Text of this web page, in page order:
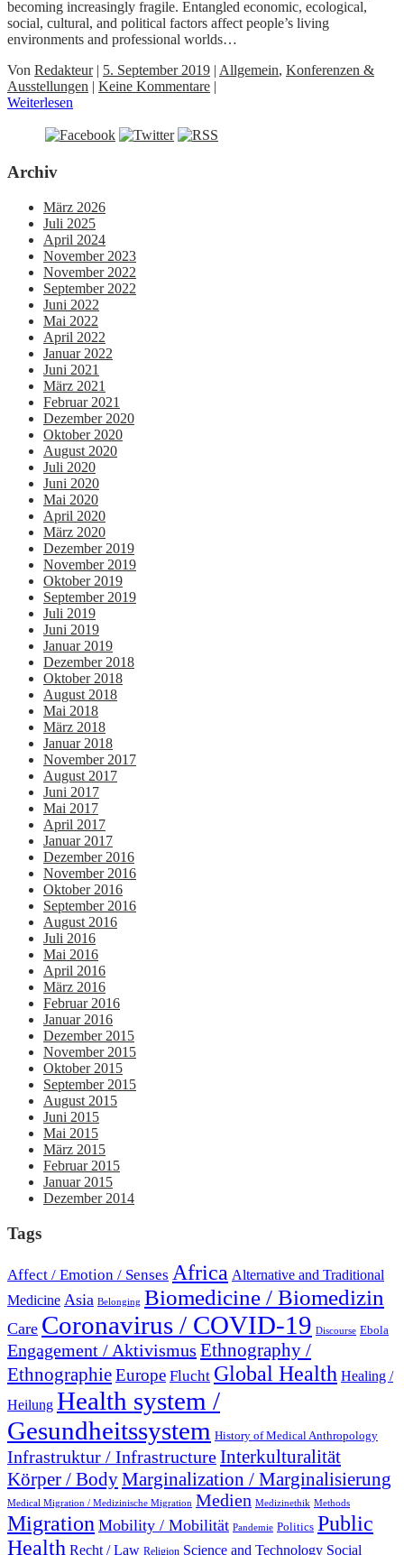
becoming increasingly fragile. Entangled economic, ecological,
social, cultural, and political factors affect people’s living
environments and professional worlds…
Von Redakteur| 5. September 2019 | Allgemein, Konferenzen &
Ausstellungen | Keine Kommentare |
Weiterlesen
Archiv
März 2026
Juli 2025
April 2024
November 2023
November 2022
September 2022
Juni 2022
Mai 2022
April 2022
Januar 2022
Juni 2021
März 2021
Februar 2021
Dezember 2020
Oktober 2020
August 2020
Juli 2020
Juni 2020
Mai 2020
April 2020
März 2020
Dezember 2019
November 2019
Oktober 2019
September 2019
Juli 2019
Juni 2019
Januar 2019
Dezember 2018
Oktober 2018
August 2018
Mai 2018
März 2018
Januar 2018
November 2017
August 2017
Juni 2017
Mai 2017
April 2017
Januar 2017
Dezember 2016
November 2016
Oktober 2016
September 2016
August 2016
Juli 2016
Mai 2016
April 2016
März 2016
Februar 2016
Januar 2016
Dezember 2015
November 2015
Oktober 2015
September 2015
August 2015
Juni 2015
Mai 2015
März 2015
Februar 2015
Januar 2015
Dezember 2014
Tags
Affect / Emotion / Senses Africa Alternative and Traditional
Medicine Asia Belonging Biomedicine / Biomedizin
Care Coronavirus / COVID-19 Discourse Ebola
Engagement / Aktivismus Ethnography /
EthnographieEurope Flucht Global Health Healing /
Heilung Health system /
Gesundheitssystem History of Medical Anthropology
Infrastruktur / InfrastructureInterkulturalität
Körper / BodyMarginalization / Marginalisierung
Medical Migration / Medizinische Migration Medien Medizinethik Methods
Migration Mobility / Mobilität Pandemie Politics Public
Health Recht / Law Religion Science and Technology Social